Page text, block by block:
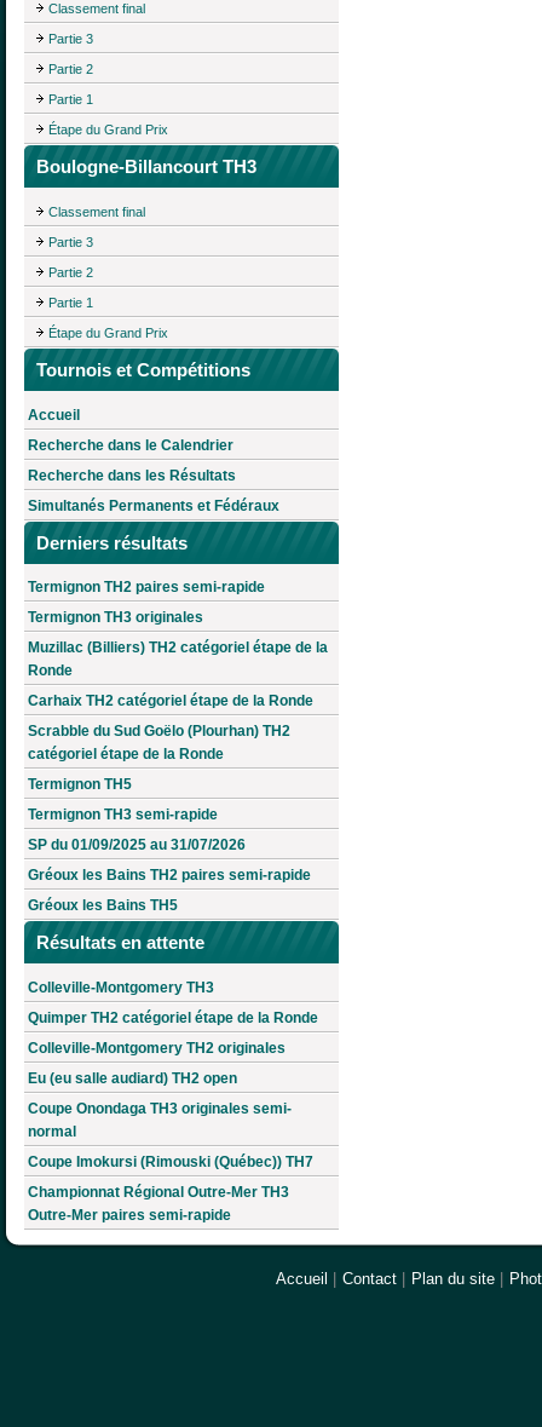
Classement final
Partie 3
Partie 2
Partie 1
Étape du Grand Prix
Boulogne-Billancourt TH3
Classement final
Partie 3
Partie 2
Partie 1
Étape du Grand Prix
Tournois et Compétitions
Accueil
Recherche dans le Calendrier
Recherche dans les Résultats
Simultanés Permanents et Fédéraux
Derniers résultats
Termignon TH2 paires semi-rapide
Termignon TH3 originales
Muzillac (Billiers) TH2 catégoriel étape de la
Ronde
Carhaix TH2 catégoriel étape de la Ronde
Scrabble du Sud Goëlo (Plourhan) TH2
catégoriel étape de la Ronde
Termignon TH5
Termignon TH3 semi-rapide
SP du 01/09/2025 au 31/07/2026
Gréoux les Bains TH2 paires semi-rapide
Gréoux les Bains TH5
Résultats en attente
Colleville-Montgomery TH3
Quimper TH2 catégoriel étape de la Ronde
Colleville-Montgomery TH2 originales
Eu (eu salle audiard) TH2 open
Coupe Onondaga TH3 originales semi-
normal
Coupe Imokursi (Rimouski (Québec)) TH7
Championnat Régional Outre-Mer TH3
Outre-Mer paires semi-rapide
Accueil Contact Plan du site